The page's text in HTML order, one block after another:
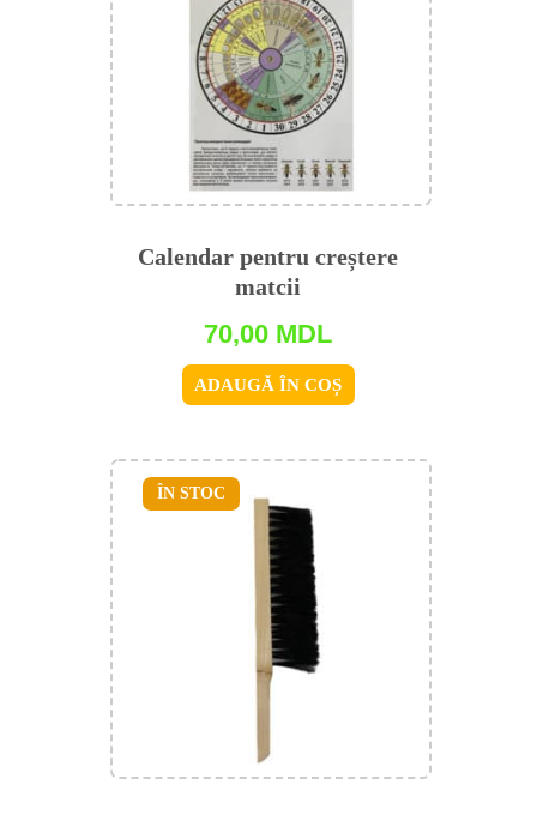
Calendar pentru creștere
matcii
70,00 MDL
ADAUGĂ ÎN COȘ
ÎN STOC